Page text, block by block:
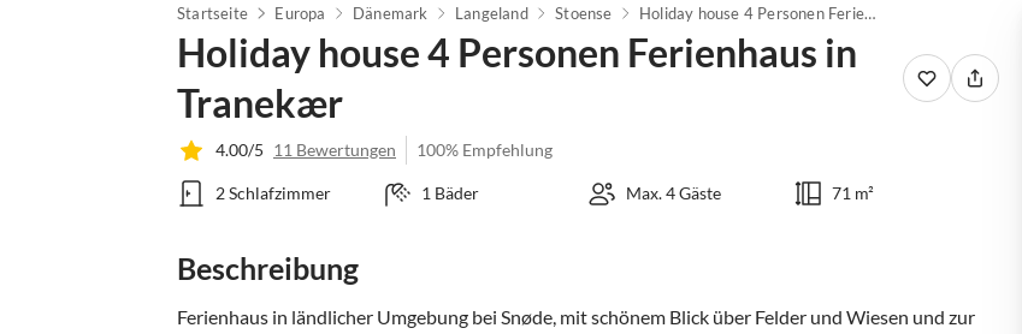
Startseite Europa Dänemark Langeland Stoense Holiday house 4 Personen Ferienhaus in Tranekær
Holiday house 4 Personen Ferienhaus in
Tranekær
4.00/5 11 Bewertungen 100% Empfehlung
2 Schlafzimmer 1 Bäder Max. 4 Gäste 71 m²
Beschreibung
Ferienhaus in ländlicher Umgebung bei Snøde, mit schönem Blick über Felder und Wiesen und zur